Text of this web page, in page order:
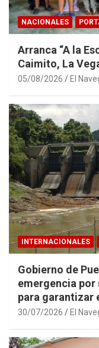
NACIONALES
Arranca “A la
Caimito, La
05/08/2026 El
INTERNACIONALES
Gobierno de
emergencia por
para garantizar
30/07/2026 El